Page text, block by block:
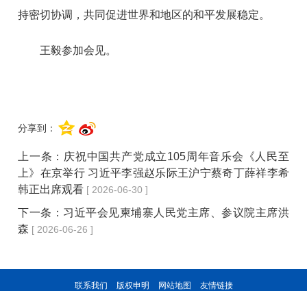
持密切协调，共同促进世界和地区的和平发展稳定。
王毅参加会见。
分享到：
上一条： 庆祝中国共产党成立105周年音乐会《人民至
上》在京举行 习近平李强赵乐际王沪宁蔡奇丁薛祥李希
韩正出席观看 [ 2026-06-30 ]
下一条： 习近平会见柬埔寨人民党主席、参议院主席洪
森 [ 2026-06-26 ]
联系我们 版权申明 网站地图 友情链接